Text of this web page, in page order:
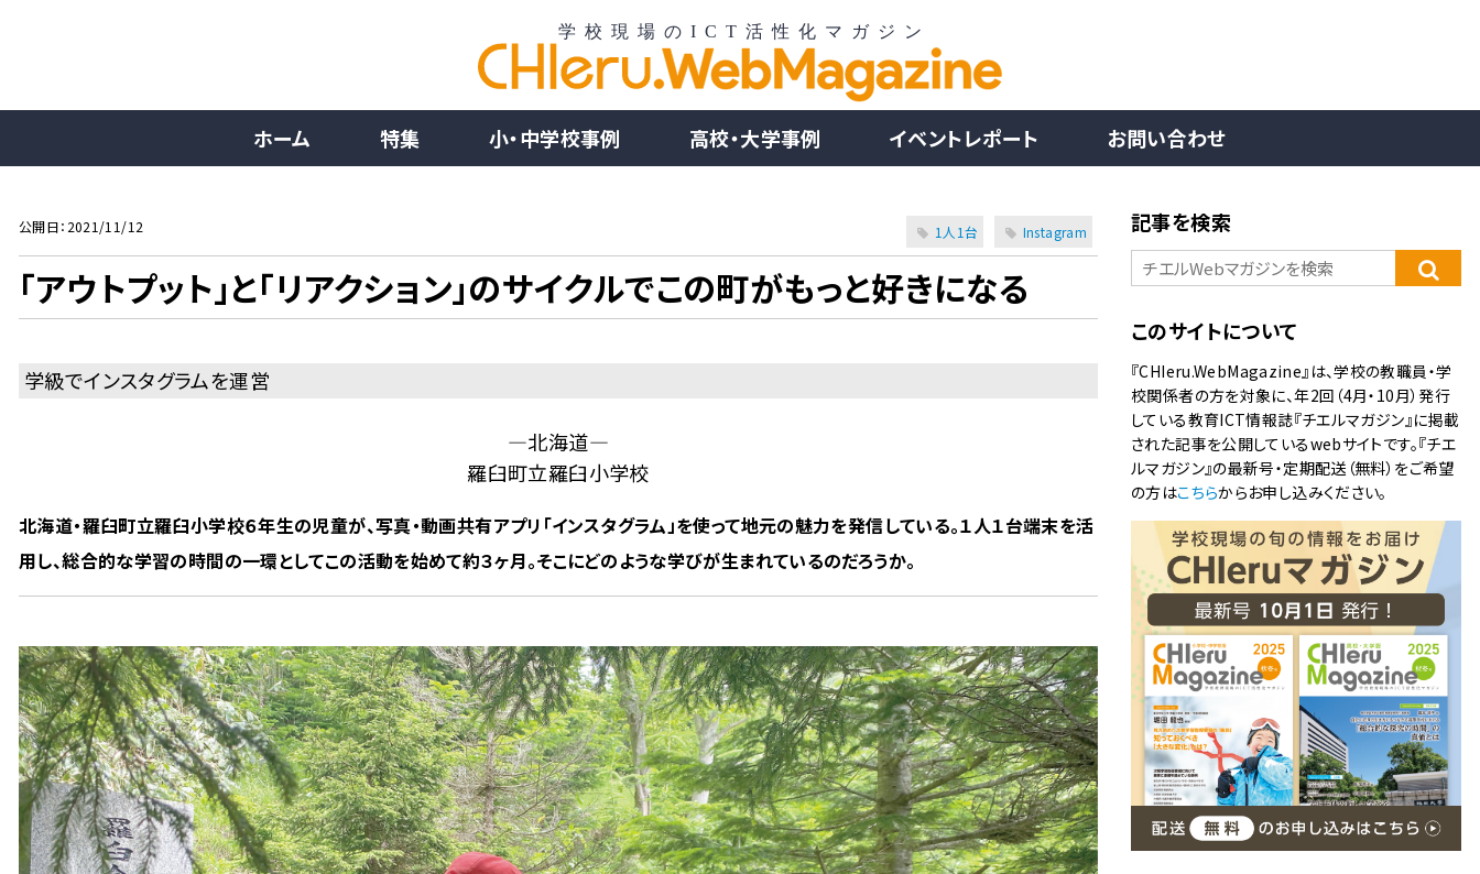
ホーム 特集 小・中学校事例 高校・大学事例 イベントレポート お問い合わせ
公開日：2021/11/12 1人1台 Instagram
「アウトプット」と「リアクション」のサイクルでこの町がもっと好きになる
学級でインスタグラムを運営
―北海道―
羅臼町立羅臼小学校
北海道・羅臼町立羅臼小学校６年生の児童が、写真・動画共有アプリ「インスタグラム」を使って地元の魅力を発信している。１人１台端末を活
用し、総合的な学習の時間の一環としてこの活動を始めて約３ヶ月。そこにどのような学びが生まれているのだろうか。
記事を検索
このサイトについて
『CHIeru.WebMagazine』は、学校の教職員・学
校関係者の方を対象に、年2回（4月・10月）発行
している教育ICT情報誌『チエルマガジン』に掲載
された記事を公開しているwebサイトです。『チエ
ルマガジン』の最新号・定期配送（無料）をご希望
の方はこちらからお申し込みください。